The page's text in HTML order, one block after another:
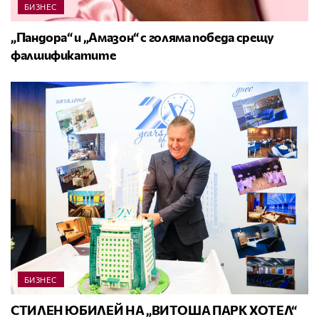
БИЗНЕС
„Пандора“ и „Амазон“ с голяма победа срещу
фалшификатите
БИЗНЕС
СТИЛЕН ЮБИЛЕЙ НА „ВИТОША ПАРК ХОТЕЛ“